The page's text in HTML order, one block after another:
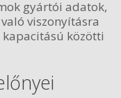
gyártói adatok,
viszonyításra
közötti